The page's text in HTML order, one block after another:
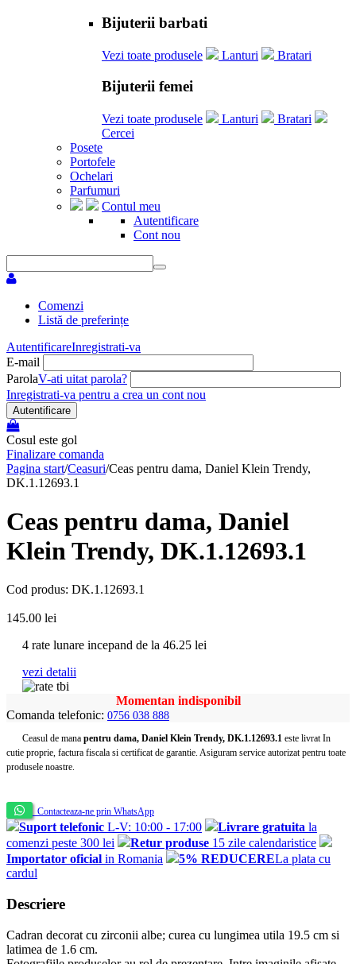
Bijuterii barbati
Vezi toate produsele Lanturi Bratari
Bijuterii femei
Vezi toate produsele Lanturi
Bratari
Cercei
Posete
Portofele
Ochelari
Parfumuri
Contul meu
Autentificare
Cont nou
Comenzi
Listă de preferințe
AutentificareInregistrati-va
E-mail
ParolaV-ati uitat parola?
Inregistrati-va pentru a crea un cont nou
Autentificare
Cosul este gol
Finalizare comanda
Pagina start/Ceasuri/Ceas pentru dama, Daniel Klein Trendy,
DK.1.12693.1
Ceas pentru dama, Daniel
Klein Trendy, DK.1.12693.1
Cod produs: DK.1.12693.1
145.00 lei
4 rate lunare incepand de la 46.25 lei
vezi detalii
Momentan indisponibil
Comanda telefonic: 0756 038 888
Ceasul de mana pentru dama, Daniel Klein Trendy, DK.1.12693.1 este livrat In
cutie proprie, factura fiscala si certificat de garantie. Asiguram service autorizat pentru toate
produsele noastre.
Contacteaza-ne prin WhatsApp
Suport telefonic L-V: 10:00 - 17:00 Livrare gratuita la
comenzi peste 300 lei
Retur produse 15 zile calendaristice
Importator oficial in Romania 5% REDUCERELa plata cu
cardul
Descriere
Cadran decorat cu zirconii albe; curea cu lungimea utila 19.5 cm si
latimea de 1.6 cm.